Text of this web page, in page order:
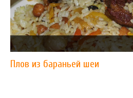
Плов из бараньей шеи